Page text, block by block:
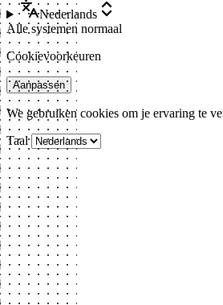
Nederlands
Alle systemen normaal
Cookievoorkeuren
Aanpassen
We gebruiken cookies om je ervaring te
Taal